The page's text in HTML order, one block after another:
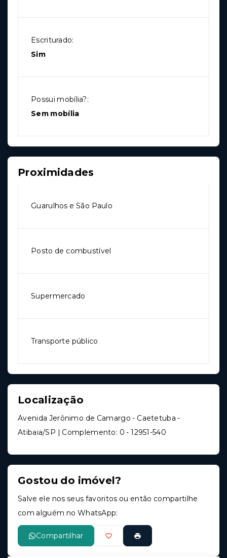
Escriturado:
Sim
Possui mobília?:
Sem mobília
Proximidades
Guarulhos e São Paulo
Posto de combustível
Supermercado
Transporte público
Localização
Avenida Jerônimo de Camargo - Caetetuba -
Atibaia/SP | Complemento: 0 - 12951-540
Gostou do imóvel?
Salve ele nos seus favoritos ou então compartilhe
com alguém no WhatsApp:
Compartilhar